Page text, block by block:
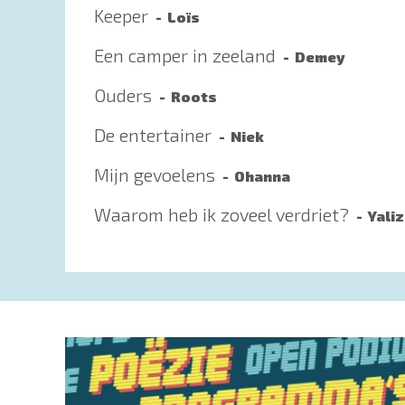
Keeper Loïs
Een camper in zeeland Demey
Ouders Roots
De entertainer Niek
Mijn gevoelens Ohanna
Waarom heb ik zoveel verdriet?